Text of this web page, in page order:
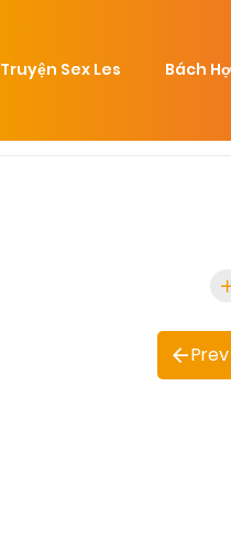
Truyện Sex Les Bách
Prev